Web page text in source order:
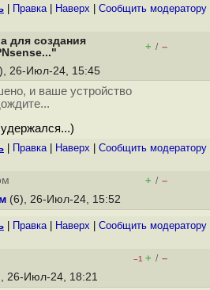
Правка| Наверх Cообщить модератору
для создания
+ / –
26-Июл-24, 15:45
и ваше устройство
Правка| Наверх Cообщить модератору
+ / –
(6), 26-Июл-24, 15:52
Правка| Наверх Cообщить модератору
–1 + / –
26-Июл-24, 18:21